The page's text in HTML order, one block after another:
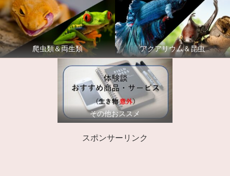
爬虫類＆両生類 アクアリウム＆昆虫
その他おススメ
スポンサーリンク